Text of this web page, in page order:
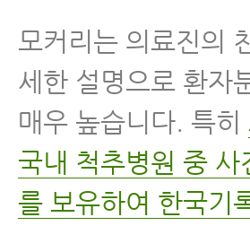
모커리는 의료진의
세한 설명으로 환자
매우 높습니다. 특히
국내 척추병원 중
를 보유하여 한국기